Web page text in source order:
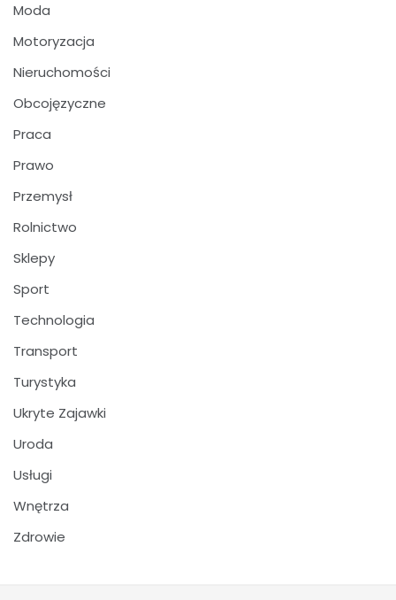
Moda
Motoryzacja
Nieruchomości
Obcojęzyczne
Praca
Prawo
Przemysł
Rolnictwo
Sklepy
Sport
Technologia
Transport
Turystyka
Ukryte Zajawki
Uroda
Usługi
Wnętrza
Zdrowie